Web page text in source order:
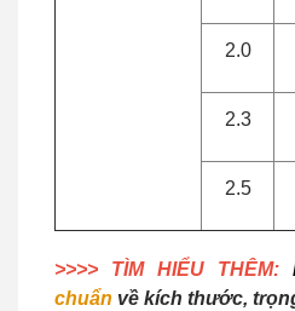
2.0
2.3
2.5
>>>> TÌM HIỂU THÊM:
chuẩn về kích thước,